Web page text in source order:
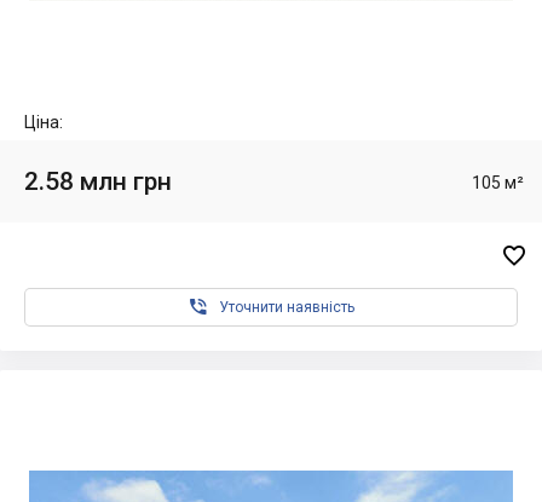
Ціна:
2.58 млн грн 105 м²

 Уточнити наявність